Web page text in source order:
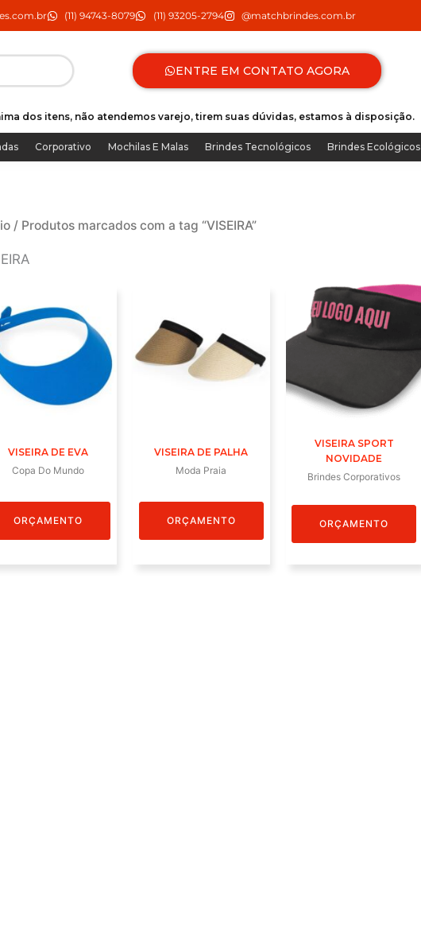
(11) 94743-8079 (11) 93205-2794 @matchbrindes.com.br
ENTRE EM CONTATO AGORA
dos itens, não atendemos varejo, tirem suas dúvidas, estamos à disposição.
Corporativo Mochilas E Malas Brindes Tecnológicos Brindes Ecológicos
/ Produtos marcados com a tag “VISEIRA”
VISEIRA DE EVA
Copa Do Mundo
ORÇAMENTO
VISEIRA DE PALHA
Moda Praia
ORÇAMENTO
VISEIRA SPORT
NOVIDADE
Brindes Corporativos
ORÇAMENTO